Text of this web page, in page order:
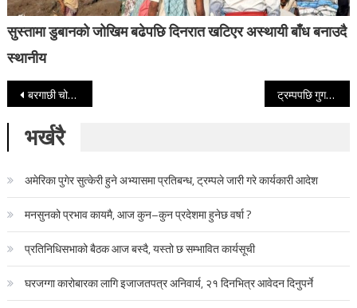
सुस्तामा डुबानको जोखिम बढेपछि दिनरात खटिएर अस्थायी बाँध बनाउदै
स्थानीय
Post navigation
बरगाछी चोकमा ट्याङ्करको ठक्करबाट महिलाको मृत्यु ट्रम्पपछि गुगलमा अर्को काण्ड, गुगलमा ‘बार गर्ल’ सर्च गर्दा सोनिया गान्धी देखिएपछि भारतमा तहल्का
भर्खरै
अमेरिका पुगेर सुत्केरी हुने अभ्यासमा प्रतिबन्ध, ट्रम्पले जारी गरे कार्यकारी आदेश
मनसुनको प्रभाव कायमै, आज कुन–कुन प्रदेशमा हुनेछ वर्षा ?
प्रतिनिधिसभाको बैठक आज बस्दै, यस्तो छ सम्भावित कार्यसूची
घरजग्गा कारोबारका लागि इजाजतपत्र अनिवार्य, २१ दिनभित्र आवेदन दिनुपर्ने